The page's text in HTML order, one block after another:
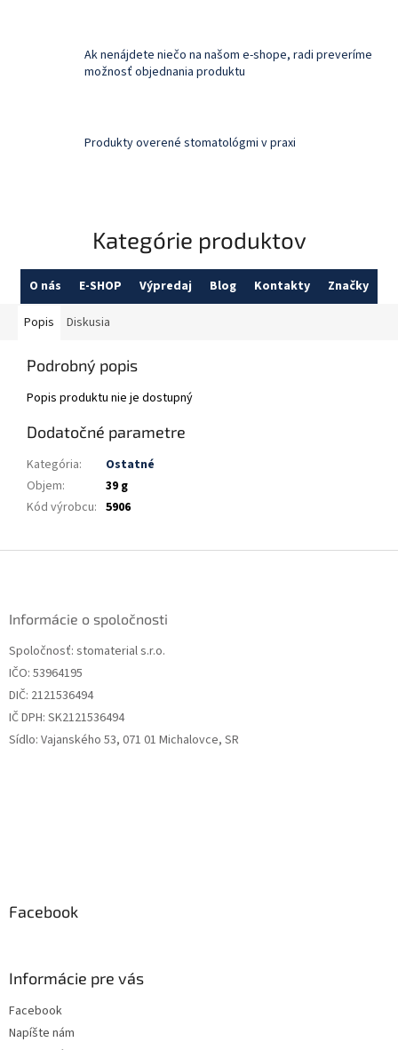
Ak nenájdete niečo na našom e-shope, radi preveríme
možnosť objednania produktu
Produkty overené stomatológmi v praxi
Kategórie produktov
O nás E-SHOP Výpredaj Blog Kontakty Značky
Popis Diskusia
Podrobný popis
Popis produktu nie je dostupný
Dodatočné parametre
Kategória:
Ostatné
Objem:
39 g
Kód výrobcu: 5906
Informácie o spoločnosti
Spoločnosť: stomaterial s.r.o.
IČO: 53964195
DIČ: 2121536494
IČ DPH: SK2121536494
Sídlo: Vajanského 53, 071 01 Michalovce, SR
Facebook
Informácie pre vás
Facebook
Napíšte nám